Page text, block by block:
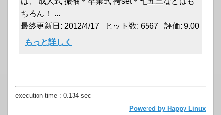
ちろん！ ...
最終更新日: 2012/4/17 ヒット数: 6567 評価: 9.00
もっと詳しく
execution time : 0.134 sec
Powered by Happy Linux